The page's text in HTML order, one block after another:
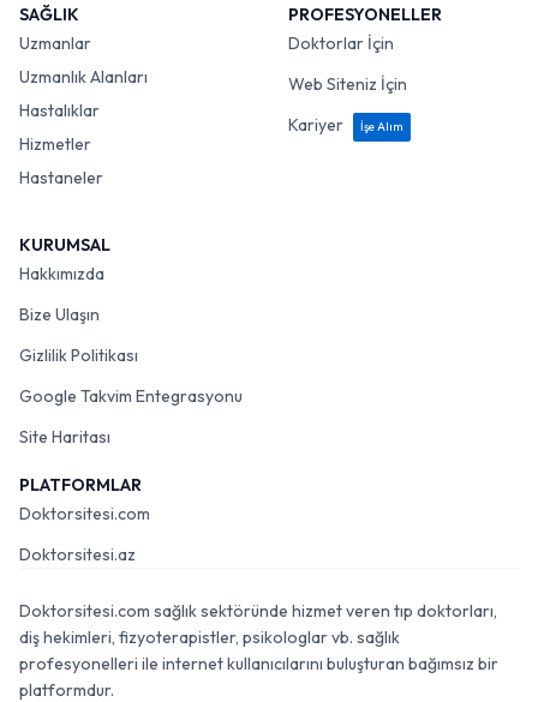
SAĞLIK
Uzmanlar
Uzmanlık Alanları
Hastalıklar
Hizmetler
Hastaneler
PROFESYONELLER
Doktorlar İçin
Web Siteniz İçin
Kariyer
İşe Alım
KURUMSAL
Hakkımızda
Bize Ulaşın
Gizlilik Politikası
Google Takvim Entegrasyonu
Site Haritası
PLATFORMLAR
Doktorsitesi.com
Doktorsitesi.az
Doktorsitesi.com sağlık sektöründe hizmet veren tıp doktorları,
diş hekimleri, fizyoterapistler, psikologlar vb. sağlık
profesyonelleri ile internet kullanıcılarını buluşturan bağımsız bir
platformdur.